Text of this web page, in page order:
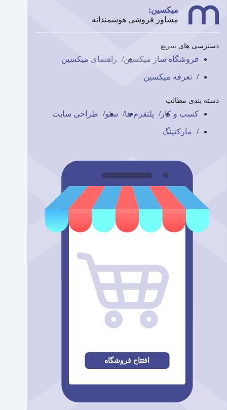
میکسین;
مشاور فروشی هوشمندانه
دسترسی های سریع
فروشگاه ساز میکسین راهنمای میکسین
تعرفه میکسین
دسته بندی مطالب
کسب و کار پلتفرم ها سئو طراحی سایت
مارکتینگ
افتتاح فروشگاه